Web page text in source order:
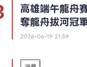
高雄端午龍舟
奪龍舟拔河冠
2026-06-19 21:59